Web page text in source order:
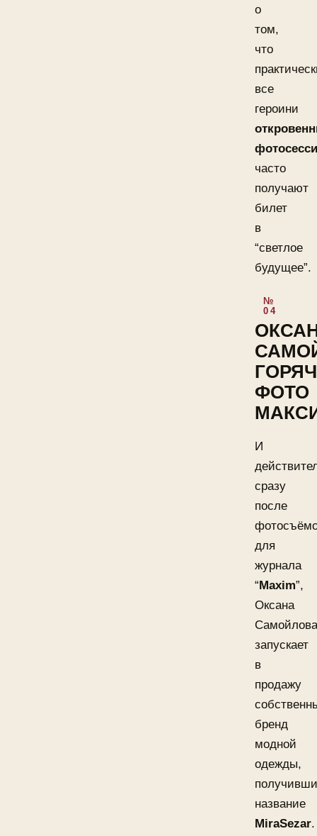
о
том,
что
все
героини
часто
получают
билет
в
“светлое
будущее”.
ФОТО
И
сразу
после
для
журнала
“Maxim”,
Оксана
Самойлова
запускает
в
продажу
бренд
модной
одежды,
название
MiraSezar.